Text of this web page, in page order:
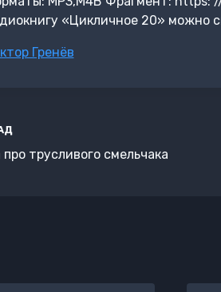
«Цикличное 20» можно
Гренёв
про трусливого смельчака